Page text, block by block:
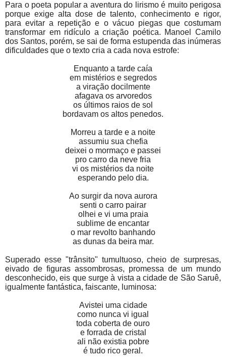
Para o poeta popular a aventura do lirismo é muito perigosa
porque exige alta dose de talento, conhecimento e rigor,
para evitar a repetição e o vácuo piegas que costumam
transformar em ridículo a criação poética. Manoel Camilo
dos Santos, porém, se sai de forma estupenda das inúmeras
dificuldades que o texto cria a cada nova estrofe:
Enquanto a tarde caía
em mistérios e segredos
a viração docilmente
afagava os arvoredos
os últimos raios de sol
bordavam os altos penedos.
Morreu a tarde e a noite
assumiu sua chefia
deixei o mormaço e passei
pro carro da neve fria
vi os mistérios da noite
esperando pelo dia.
Ao surgir da nova aurora
senti o carro pairar
olhei e vi uma praia
sublime de encantar
o mar revolto banhando
as dunas da beira mar.
Superado esse "trânsito" tumultuoso, cheio de surpresas,
eivado de figuras assombrosas, promessa de um mundo
desconhecido, eis que surge à vista a cidade de São Saruê,
igualmente fantástica, faiscante, luminosa:
Avistei uma cidade
como nunca vi igual
toda coberta de ouro
e forrada de cristal
ali não existia pobre
é tudo rico geral.